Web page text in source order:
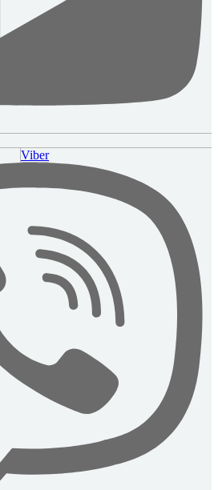
Viber